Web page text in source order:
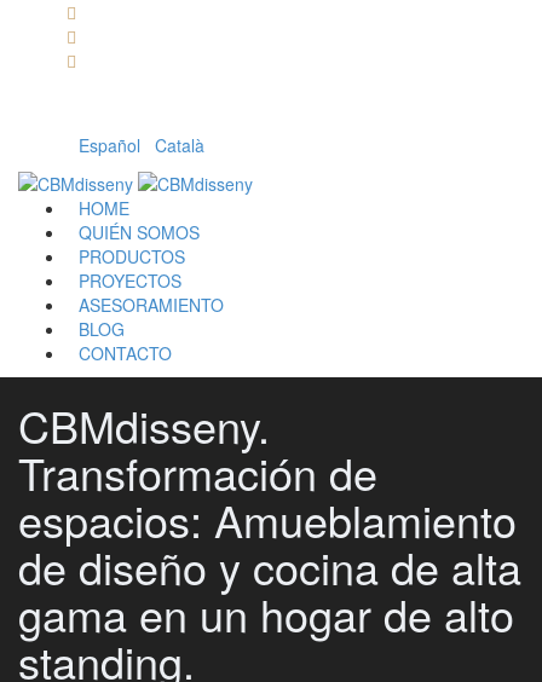
Español Català
HOME
QUIÉN SOMOS
PRODUCTOS
PROYECTOS
ASESORAMIENTO
BLOG
CONTACTO
CBMdisseny.
Transformación de
espacios: Amueblamiento
de diseño y cocina de alta
gama en un hogar de alto
standing.